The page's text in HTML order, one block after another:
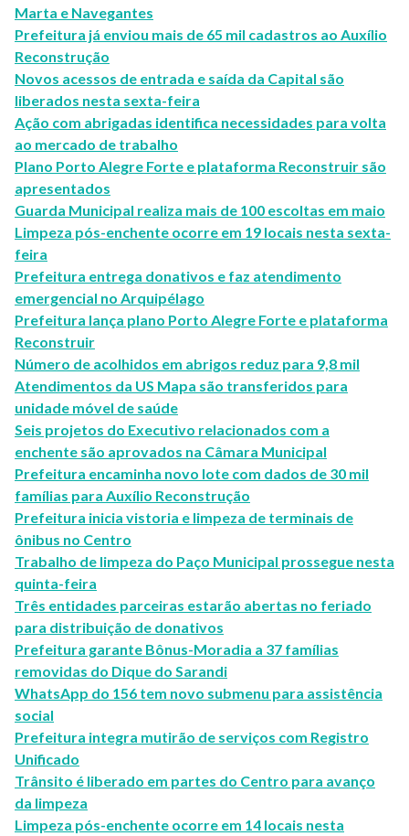
Marta e Navegantes
Prefeitura já enviou mais de 65 mil cadastros ao Auxílio
Reconstrução
Novos acessos de entrada e saída da Capital são
liberados nesta sexta-feira
Ação com abrigadas identifica necessidades para volta
ao mercado de trabalho
Plano Porto Alegre Forte e plataforma Reconstruir são
apresentados
Guarda Municipal realiza mais de 100 escoltas em maio
Limpeza pós-enchente ocorre em 19 locais nesta sexta-
feira
Prefeitura entrega donativos e faz atendimento
emergencial no Arquipélago
Prefeitura lança plano Porto Alegre Forte e plataforma
Reconstruir
Número de acolhidos em abrigos reduz para 9,8 mil
Atendimentos da US Mapa são transferidos para
unidade móvel de saúde
Seis projetos do Executivo relacionados com a
enchente são aprovados na Câmara Municipal
Prefeitura encaminha novo lote com dados de 30 mil
famílias para Auxílio Reconstrução
Prefeitura inicia vistoria e limpeza de terminais de
ônibus no Centro
Trabalho de limpeza do Paço Municipal prossegue nesta
quinta-feira
Três entidades parceiras estarão abertas no feriado
para distribuição de donativos
Prefeitura garante Bônus-Moradia a 37 famílias
removidas do Dique do Sarandi
WhatsApp do 156 tem novo submenu para assistência
social
Prefeitura integra mutirão de serviços com Registro
Unificado
Trânsito é liberado em partes do Centro para avanço
da limpeza
Limpeza pós-enchente ocorre em 14 locais nesta